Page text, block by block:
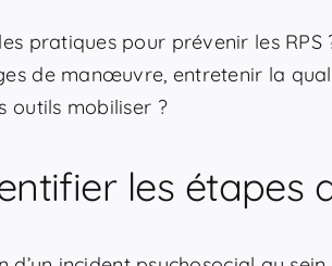
pratiques pour prévenir les
de manœuvre, entretenir la
outils mobiliser ?
les étapes